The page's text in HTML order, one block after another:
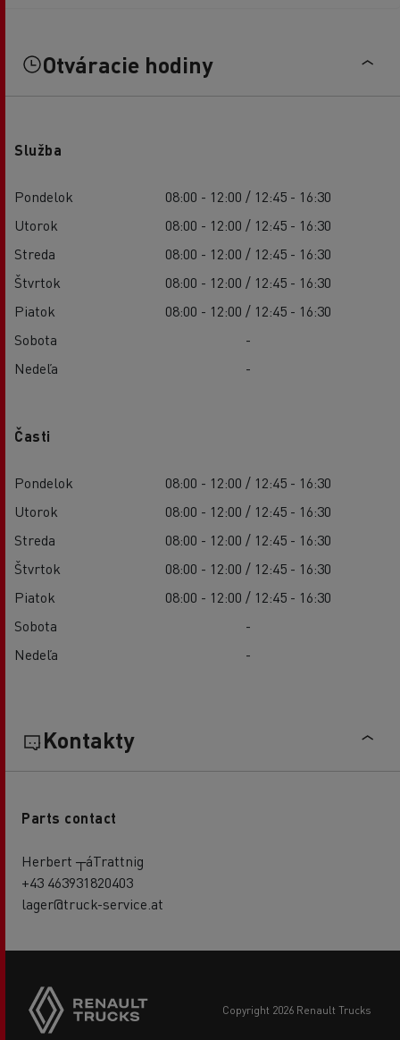
Otváracie hodiny
Služba
Pondelok
08:00 - 12:00 / 12:45 - 16:30
Utorok
08:00 - 12:00 / 12:45 - 16:30
Streda
08:00 - 12:00 / 12:45 - 16:30
Štvrtok
08:00 - 12:00 / 12:45 - 16:30
Piatok
08:00 - 12:00 / 12:45 - 16:30
Sobota
-
Nedeľa
-
Časti
Pondelok
08:00 - 12:00 / 12:45 - 16:30
Utorok
08:00 - 12:00 / 12:45 - 16:30
Streda
08:00 - 12:00 / 12:45 - 16:30
Štvrtok
08:00 - 12:00 / 12:45 - 16:30
Piatok
08:00 - 12:00 / 12:45 - 16:30
Sobota
-
Nedeľa
-
Kontakty
Parts contact
Herbert ┬áTrattnig
+43 463931820403
lager@truck-service.at
copyright 2026 Renault Trucks